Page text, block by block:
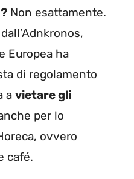
Non esattamente.
Europea ha
di regolamento
a vietare gli
per lo
ovvero
café.